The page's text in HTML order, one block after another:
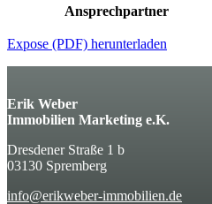
Ansprechpartner
Expose (PDF) herunterladen
Erik Weber
Immobilien Marketing e.K.
Dresdener Straße 1 b
03130 Spremberg
info@erikweber-immobilien.de